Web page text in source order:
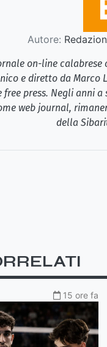
Autore:
on-line calabrese
e diretto da Marco
press. Negli anni
web journal,
della
15 ore fa